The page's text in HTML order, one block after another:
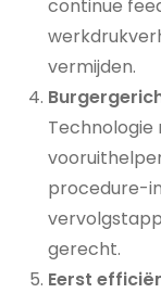
continue
vermijden.
procedure-
gerecht.
Eerst